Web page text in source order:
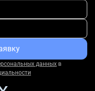
данных в